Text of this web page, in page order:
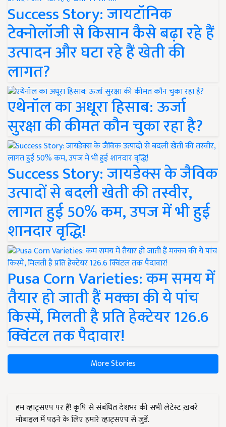
Success Story: जायटॉनिक
टेक्नोलॉजी से किसान कैसे बढ़ा रहे हैं
उत्पादन और घटा रहे हैं खेती की
लागत?
एथेनॉल का अधूरा हिसाब: ऊर्जा
सुरक्षा की कीमत कौन चुका रहा है?
Success Story: जायडेक्स के जैविक
उत्पादों से बदली खेती की तस्वीर,
लागत हुई 50% कम, उपज में भी हुई
शानदार वृद्धि!
Pusa Corn Varieties: कम समय में
तैयार हो जाती हैं मक्का की ये पांच
किस्में, मिलती है प्रति हेक्टेयर 126.6
क्विंटल तक पैदावार!
More Stories
हम व्हाट्सएप पर हैं! कृषि से संबंधित देशभर की सभी लेटेस्ट ख़बरें
मोबाइल में पढ़ने के लिए हमारे व्हाट्सएप से जुड़ें.